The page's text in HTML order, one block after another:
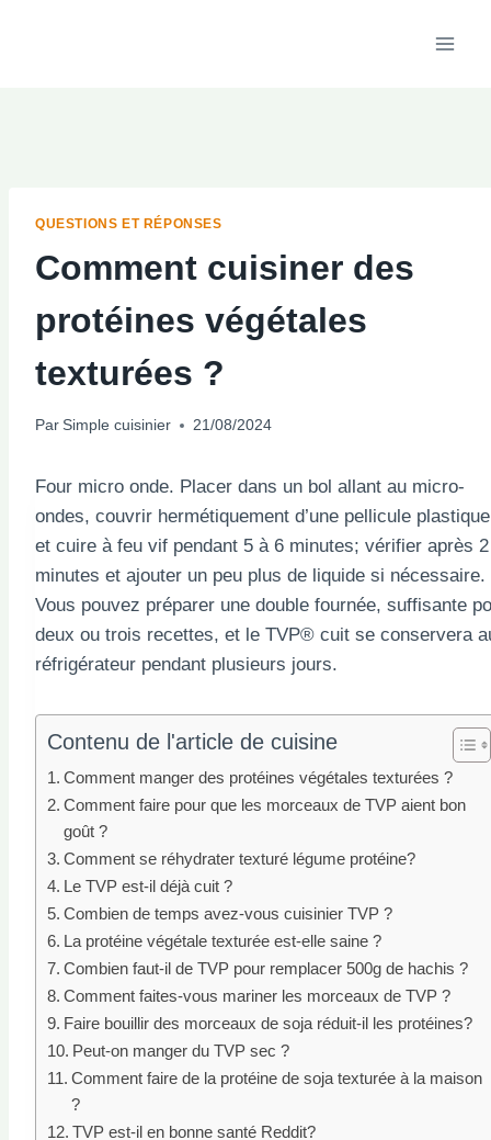
QUESTIONS ET RÉPONSES
Comment cuisiner des
protéines végétales
texturées ?
Par Simple cuisinier 21/08/2024
Four micro onde. Placer dans un bol allant au micro-
ondes, couvrir hermétiquement d’une pellicule plastique
et cuire à feu vif pendant 5 à 6 minutes; vérifier après 2
minutes et ajouter un peu plus de liquide si nécessaire.
Vous pouvez préparer une double fournée, suffisante
deux ou trois recettes, et le TVP® cuit se conservera
réfrigérateur pendant plusieurs jours.
Contenu de l'article de cuisine
Comment manger des protéines végétales texturées ?
Comment faire pour que les morceaux de TVP aient bon
goût ?
Comment se réhydrater texturé légume protéine?
Le TVP est-il déjà cuit ?
Combien de temps avez-vous cuisinier TVP ?
La protéine végétale texturée est-elle saine ?
Combien faut-il de TVP pour remplacer 500g de hachis ?
Comment faites-vous mariner les morceaux de TVP ?
Faire bouillir des morceaux de soja réduit-il les protéines?
Peut-on manger du TVP sec ?
Comment faire de la protéine de soja texturée à la maison
?
TVP est-il en bonne santé Reddit?